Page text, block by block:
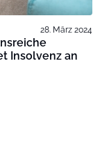
28. März 2024
Insolvenz an